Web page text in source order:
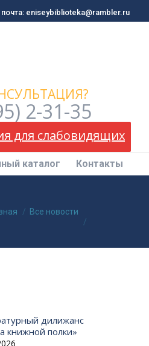
eniseybiblioteka@rambler.ru
2-31-35
для слабовидящих
каталог Контакты
Все новости
дилижанс
книжной полки»
eniseybiblioteka@rambler.ru
каталог